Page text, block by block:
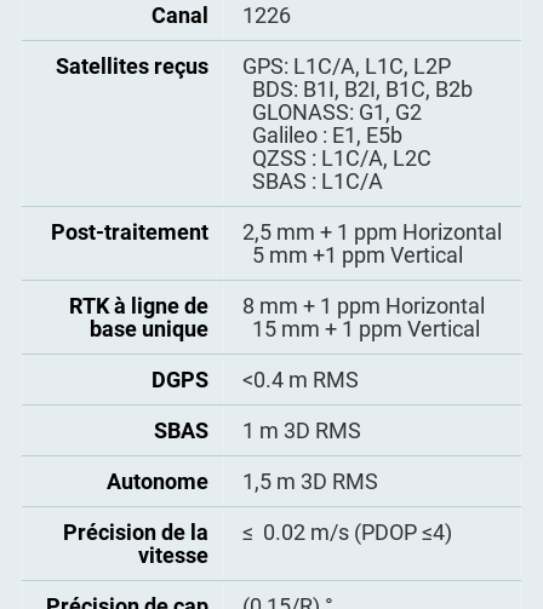
Canal
1226
Satellites reçus
GPS: L1C/A, L1C, L2P
BDS: B1I, B2I, B1C, B2b
GLONASS: G1, G2
Galileo : E1, E5b
QZSS : L1C/A, L2C
SBAS : L1C/A
Post-traitement
2,5 mm + 1 ppm Horizontal
5 mm +1 ppm Vertical
RTK à ligne de
base unique
8 mm + 1 ppm Horizontal
15 mm + 1 ppm Vertical
DGPS
<0.4 m RMS
SBAS
1 m 3D RMS
Autonome
1,5 m 3D RMS
Précision de la
vitesse
≤ 0.02 m/s (PDOP ≤4)
Dimensions
460mm × 38mm × 58mm
Poids
627g
Alliage d'aluminium-
magnésium
fonctionnement
-30 à +65°C
stockage
-30 à +65°C
Étanche à la
poussière et à
l'eau
IP67
Humidité
100% entièrement scellé,
anti-condensation
choc
Résiste à une chute de 2 m
sur du béton
Alimentation
DC 4,5~12V
Lien de données
Tx/Rx avec plage de
fréquence complète de
410-470 MHz
- Puissance de
transmission : réglable de
0,5 à 2 W
- Vitesses de transmission :
19,2 kbps, 9,6 kbps
:
transmission transparente,
TT450S/
(module à longue
portéesuper- optionnel)
Taux de sortie des
données de
positionnement
1Hz, 2Hz, 5Hz, 10Hz, 20Hz
Protocole
d'entrée/sortie de
correction
RTCM2.x, RTCM3.x, CMR
(GPS uniquement), CMR+
(GPS uniquement)
Protocole
- ASCII : NMEA-0183 GGA,